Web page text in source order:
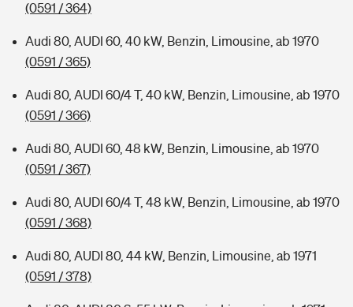
(0591 / 364)
Audi 80, AUDI 60, 40 kW, Benzin, Limousine, ab 1970
(0591 / 365)
Audi 80, AUDI 60/4 T, 40 kW, Benzin, Limousine, ab 1970
(0591 / 366)
Audi 80, AUDI 60, 48 kW, Benzin, Limousine, ab 1970
(0591 / 367)
Audi 80, AUDI 60/4 T, 48 kW, Benzin, Limousine, ab 1970
(0591 / 368)
Audi 80, AUDI 80, 44 kW, Benzin, Limousine, ab 1971
(0591 / 378)